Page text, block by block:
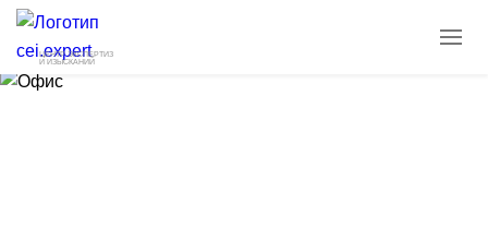
ЦЕНТР ЭКСПЕРТИЗ
И ИЗЫСКАНИЙ